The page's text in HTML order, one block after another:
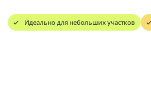
Идеально для небольших участков